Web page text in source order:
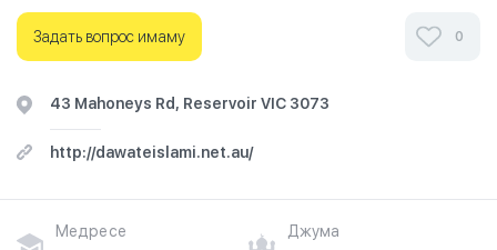
фотографиях и узнайте о часах работы. Ваше духовное
путешествие начинается здесь.
Задать вопрос имаму 0
43 Mahoneys Rd, Reservoir VIC 3073
http://dawateislami.net.au/
Медресе
Джума